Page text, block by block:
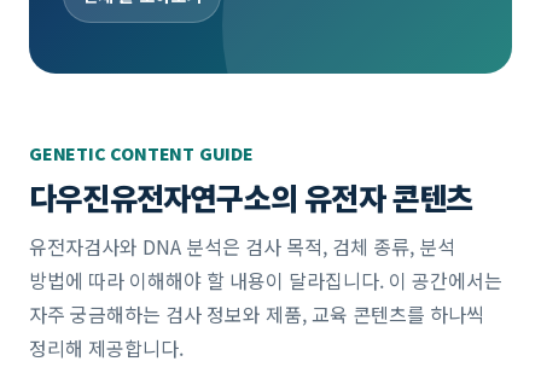
GENETIC CONTENT GUIDE
다우진유전자연구소의 유전자 콘텐츠
유전자검사와 DNA 분석은 검사 목적, 검체 종류, 분석
방법에 따라 이해해야 할 내용이 달라집니다. 이 공간에서는
자주 궁금해하는 검사 정보와 제품, 교육 콘텐츠를 하나씩
정리해 제공합니다.